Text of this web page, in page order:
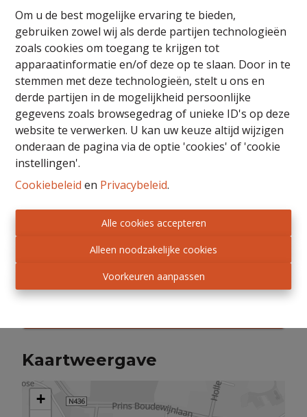
Om u de best mogelijke ervaring te bieden,
gebruiken zowel wij als derde partijen technologieën
zoals cookies om toegang te krijgen tot
apparaatinformatie en/of deze op te slaan. Door in te
stemmen met deze technologieën, stelt u ons en
derde partijen in de mogelijkheid persoonlijke
gegevens zoals browsegedrag of unieke ID's op deze
website te verwerken. U kan uw keuze altijd wijzigen
onderaan de pagina via de optie 'cookies' of 'cookie
instellingen'.
Cookiebeleid en Privacybeleid.
Alle cookies accepteren
Alleen noodzakelijke cookies
Voorkeuren aanpassen
6617
Assenede
Groenendijkstraat
5
97 m² 2
Kaartweergave